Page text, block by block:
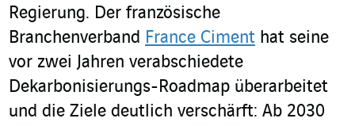
Regierung. Der französische
Branchenverband France Ciment hat seine
vor zwei Jahren verabschiedete
Dekarbonisierungs-Roadmap überarbeitet
und die Ziele deutlich verschärft: Ab 2030